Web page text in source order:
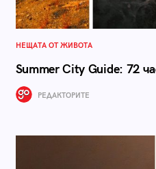
НЕЩАТА ОТ ЖИВОТА
Summer City Guide: 72
РЕДАКТОРИТЕ